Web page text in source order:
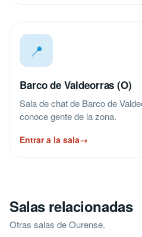
📍
Barco de Valdeorras (O)
Sala de chat de Barco de
conoce gente de la zona.
Entrar a la sala→
Salas relacionadas
Otras salas de Ourense.